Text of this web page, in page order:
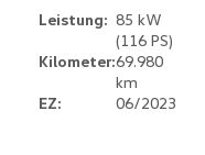
Leistung: 85 kW
(116 PS)
Kilometer:69.980
km
EZ:
06/2023